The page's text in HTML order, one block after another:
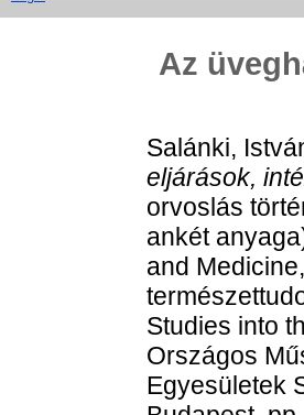
Az
Salánki,
eljárások,
orvoslás
ankét
and
Studies into
Országos
Egyesületek